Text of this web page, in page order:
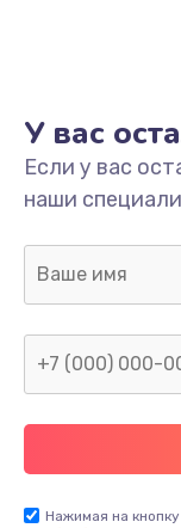
У вас
Если у вас
наши
Нажимая на